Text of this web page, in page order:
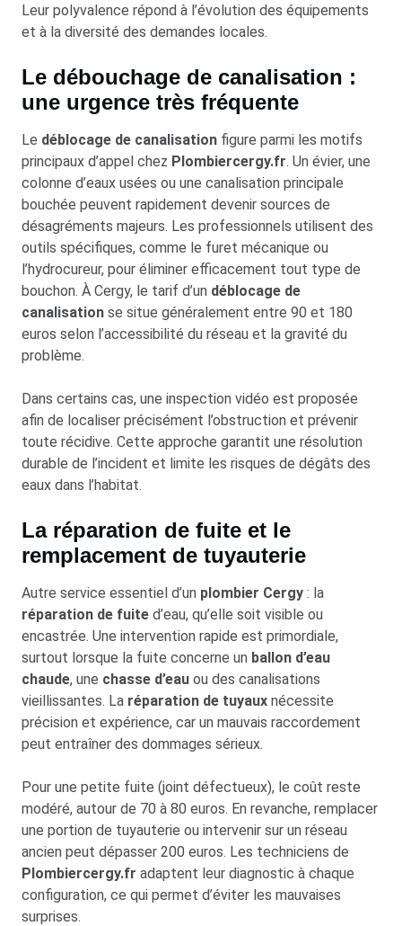
Leur polyvalence répond à l’évolution des équipements
et à la diversité des demandes locales.
Le débouchage de canalisation :
une urgence très fréquente
Le déblocage de canalisation figure parmi les motifs
principaux d’appel chez Plombiercergy.fr. Un évier, une
colonne d’eaux usées ou une canalisation principale
bouchée peuvent rapidement devenir sources de
désagréments majeurs. Les professionnels utilisent des
outils spécifiques, comme le furet mécanique ou
l’hydrocureur, pour éliminer efficacement tout type de
bouchon. À Cergy, le tarif d’un déblocage de
canalisation se situe généralement entre 90 et 180
euros selon l’accessibilité du réseau et la gravité du
problème.
Dans certains cas, une inspection vidéo est proposée
afin de localiser précisément l’obstruction et prévenir
toute récidive. Cette approche garantit une résolution
durable de l’incident et limite les risques de dégâts des
eaux dans l’habitat.
La réparation de fuite et le
remplacement de tuyauterie
Autre service essentiel d’un plombier Cergy : la
réparation de fuite d’eau, qu’elle soit visible ou
encastrée. Une intervention rapide est primordiale,
surtout lorsque la fuite concerne un ballon d’eau
chaude, une chasse d’eau ou des canalisations
vieillissantes. La réparation de tuyaux nécessite
précision et expérience, car un mauvais raccordement
peut entraîner des dommages sérieux.
Pour une petite fuite (joint défectueux), le coût reste
modéré, autour de 70 à 80 euros. En revanche, remplacer
une portion de tuyauterie ou intervenir sur un réseau
ancien peut dépasser 200 euros. Les techniciens de
Plombiercergy.fr adaptent leur diagnostic à chaque
configuration, ce qui permet d’éviter les mauvaises
surprises.